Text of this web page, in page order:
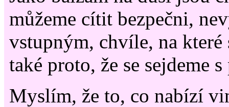
můžeme cítit bezpečni,
vstupným, chvíle, na které
také proto, že se sejdeme
Myslím, že to, co nabízí